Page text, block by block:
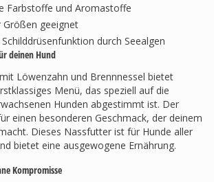
Farbstoffe und Aromastoffe
Größen geeignet
durch Seealgen
deinen Hund
Löwenzahn und Brennnessel bietet
Menü, das speziell auf die
Hunden abgestimmt ist. Der
einen besonderen Geschmack, der deinem
Dieses Nassfutter ist für Hunde aller
bietet eine ausgewogene Ernährung.
Kompromisse